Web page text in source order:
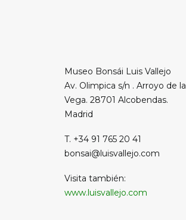
Museo Bonsái Luis Vallejo
Av. Olimpica s/n . Arroyo de la
Vega. 28701 Alcobendas.
Madrid
T. +34 91 765 20 41
bonsai@luisvallejo.com
Visita también:
www.luisvallejo.com